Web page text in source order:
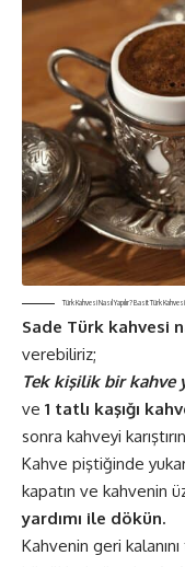
Türk Kahvesi Nasıl Yapılır? Basit Türk
Sade Türk kahvesi
verebiliriz;
Tek kişilik bir kahve
ve 1 tatlı kaşığı
sonra kahveyi
Kahve piştiğinde
kapatın ve kahvenin
yardımı ile dökün.
Kahvenin geri